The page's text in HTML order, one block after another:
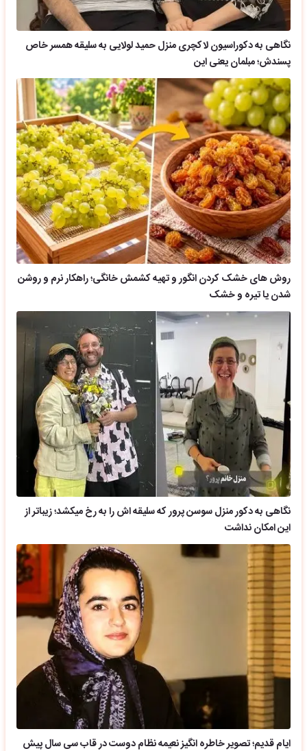
نگاهی به دکوراسیون لاکچری منزل حمید لولایی به سلیقه همسر خاص
پسندش؛ مبلمان یعنی این
روش های خشک کردن انگور و تهیه کشمش خانگی؛ راهکار نرم و روشن
شدن یا تیره و خشک
نگاهی به دکور منزل سوسن پرور که سلیقه اش را به رخ میکشد؛ زیباتر از
این امکان نداشت
ایام قدیم؛ تصویر خاطره انگیز نعیمه نظام دوست در قاب سی سال پیش